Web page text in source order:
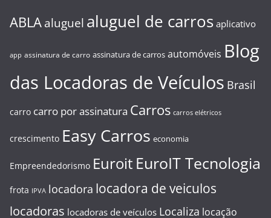
ABLA aluguel aluguel de carros aplicativo
app assinatura de carro assinatura de carros automóveis Blog
das Locadoras de Veículos Brasil
carro carro por assinatura Carros carros elétricos
crescimento Easy Carros economia
Empreendedorismo Euroit EuroIT Tecnologia
frota IPVA locadora locadora de veiculos
locadoras locadoras de veículos Localiza locação